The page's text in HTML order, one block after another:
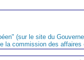
(sur le site du
la commission des affaires